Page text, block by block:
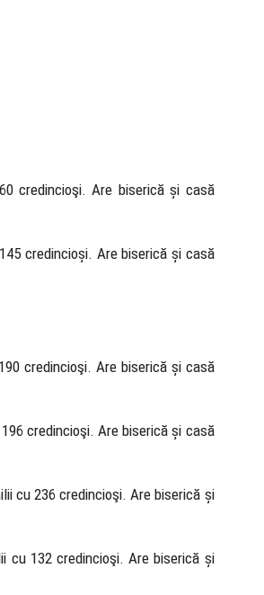
credincioşi. Are biserică și casă
credincioși. Are biserică și casă
credincioşi. Are biserică și casă
credincioşi. Are biserică și casă
cu 236 credincioşi. Are biserică și
cu 132 credincioşi. Are biserică și